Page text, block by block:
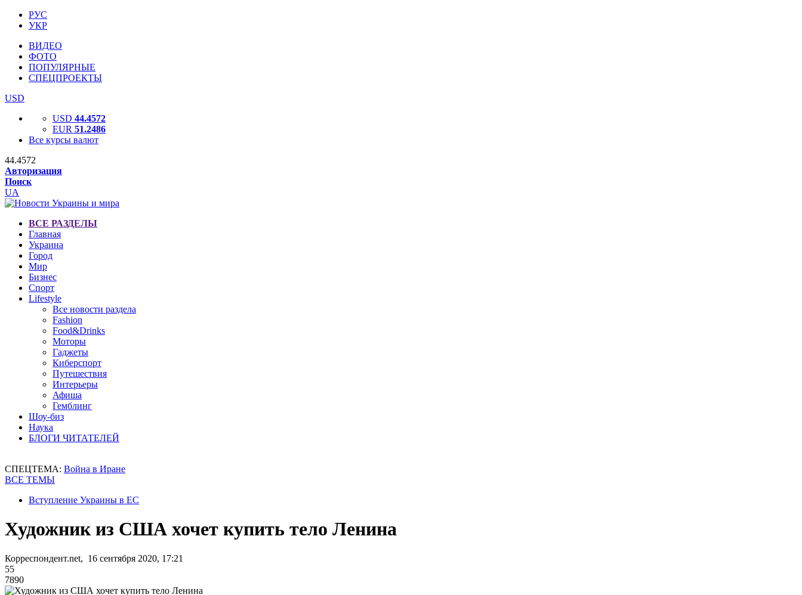
РУС
УКР
ВИДЕО
ФОТО
ПОПУЛЯРНЫЕ
СПЕЦПРОЕКТЫ
USD
USD 44.4572
EUR 51.2486
Все курсы валют
44.4572
Авторизация
Поиск
UA
ВСЕ РАЗДЕЛЫ
Главная
Украина
Город
Мир
Бизнес
Спорт
Lifestyle
Все новости раздела
Fashion
Food&Drinks
Моторы
Гаджеты
Киберспорт
Путешествия
Интерьеры
Афиша
Гемблинг
Шоу-биз
Наука
БЛОГИ ЧИТАТЕЛЕЙ
СПЕЦТЕМА: Война в Иране
ВСЕ ТЕМЫ
Вступление Украины в ЕС
Художник из США хочет купить тело Ленина
Корреспондент.net, 16 сентября 2020, 17:21
55
7890